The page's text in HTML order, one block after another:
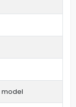
model